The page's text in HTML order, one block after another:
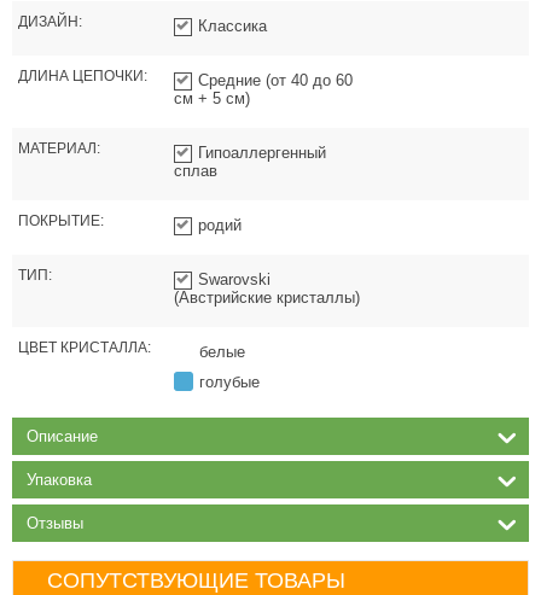
ДИЗАЙН: Классика
ДЛИНА ЦЕПОЧКИ:
Средние (от 40 до 60
см + 5 см)
МАТЕРИАЛ:
Гипоаллергенный
сплав
ПОКРЫТИЕ: родий
ТИП:
Swarovski
(Австрийские кристаллы)
ЦВЕТ КРИСТАЛЛА:
белые
голубые
Описание
Упаковка
Отзывы
СОПУТСТВУЮЩИЕ ТОВАРЫ